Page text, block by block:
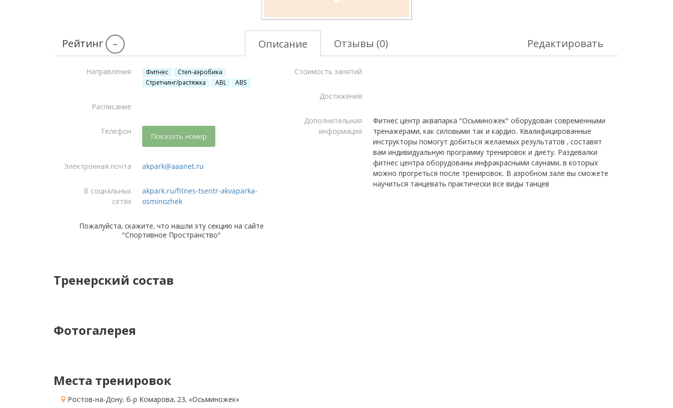
Рейтинг – Описание Отзывы (0) Редактировать
Направления Фитнес
Степ-аэробика
Стретчинг/растяжка
ABL ABS
Расписание
Телефон
Показать номер
Электронная почта akpark@aaanet.ru
В социальных
сетях
akpark.ru/fitnes-tsentr-akvaparka-
osminozhek
Пожалуйста, скажите, что нашли эту секцию на сайте
"Спортивное Пространство"
Стоимость занятий
Достижения
Дополнительная
информация
Фитнес центр аквапарка "Осьминожек" оборудован современными
тренажерами, как силовыми так и кардио. Квалифицированные
инструкторы помогут добиться желаемых результатов , составят
вам индивидуальную программу тренировок и диету. Раздевалки
фитнес центра оборудованы инфракрасными саунами, в которых
можно прогреться после тренировок. В аэробном зале вы сможете
научиться танцевать практически все виды танцев
Тренерский состав
Фотогалерея
Места тренировок
Ростов-на-Дону, б-р Комарова, 23, «Осьминожек»